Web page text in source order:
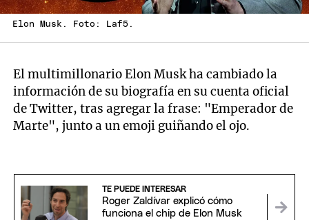
Elon Musk. Foto: Laf5.
El multimillonario Elon Musk ha cambiado la
información de su biografía en su cuenta oficial
de Twitter, tras agregar la frase: "Emperador de
Marte", junto a un emoji guiñando el ojo.
TE PUEDE INTERESAR
Roger Zaldívar explicó cómo
funciona el chip de Elon Musk